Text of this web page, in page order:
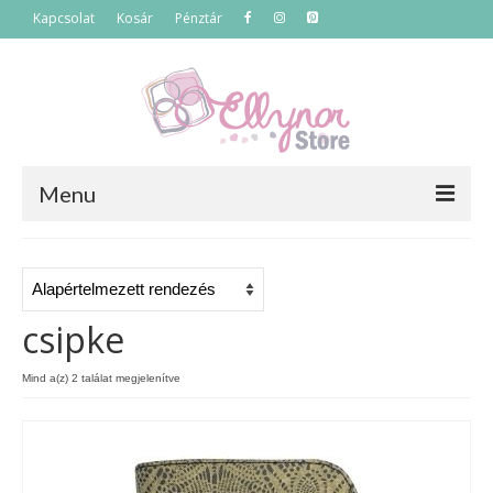
Kapcsolat Kosár Pénztár
Menu
Termékek
Szettek
Akciós termékek
Neszeszerek
csipke
Mind a(z) 2 találat megjelenítve